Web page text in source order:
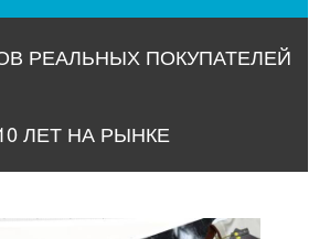
РЕАЛЬНЫХ ПОКУПАТЕЛЕЙ
ЛЕТ НА РЫНКЕ